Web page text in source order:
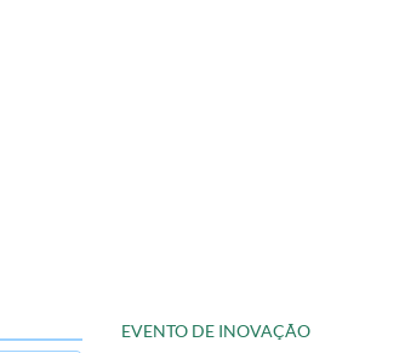
EVENTO DE INOVAÇÃO